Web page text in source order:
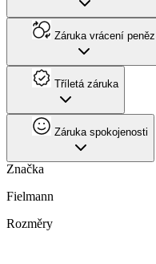
Záruka vrácení peněz
Tříletá záruka
Záruka spokojenosti
Značka
Fielmann
Rozměry